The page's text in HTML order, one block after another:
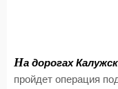
На дорогах
пройдет операция